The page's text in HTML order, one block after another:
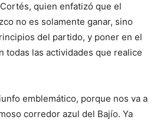
quien enfatizó que el
no es solamente ganar, sino
del partido, y poner en el
todas las actividades que realice
emblemático, porque nos va a
corredor azul del Bajío. Ya